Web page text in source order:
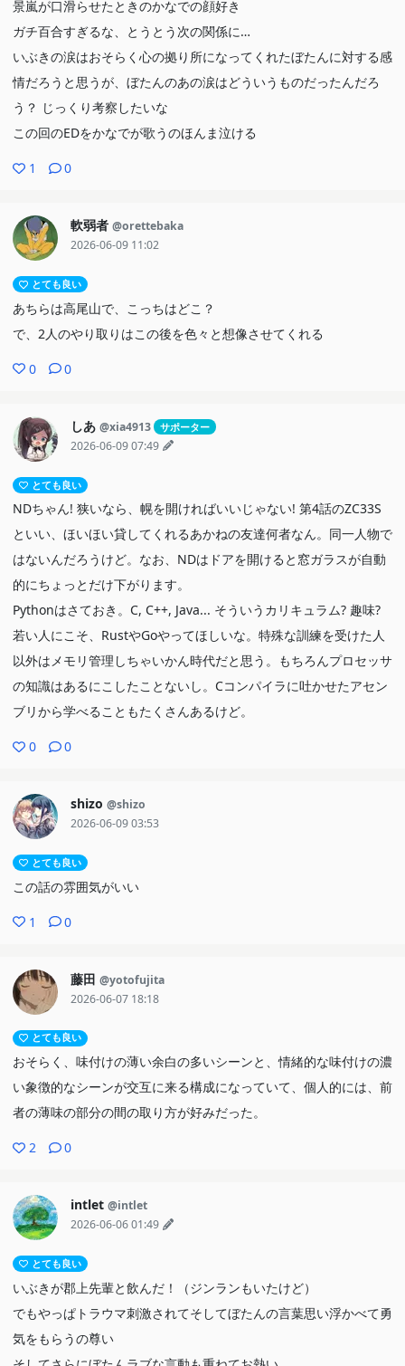
景嵐が口滑らせたときのかなでの顔好き
ガチ百合すぎるな、とうとう次の関係に…
いぶきの涙はおそらく心の拠り所になってくれたぼたんに対する感
情だろうと思うが、ぼたんのあの涙はどういうものだったんだろ
う？ じっくり考察したいな
この回のEDをかなでが歌うのほんま泣ける
1 0
軟弱者 @orettebaka
2026-06-09 11:02
とても良い
あちらは高尾山で、こっちはどこ？
で、2人のやり取りはこの後を色々と想像させてくれる
0 0
しあ @xia4913 サポーター
2026-06-09 07:49
とても良い
NDちゃん! 狭いなら、幌を開ければいいじゃない! 第4話のZC33S
といい、ほいほい貸してくれるあかねの友達何者なん。同一人物で
はないんだろうけど。なお、NDはドアを開けると窓ガラスが自動
的にちょっとだけ下がります。
Pythonはさておき。C, C++, Java... そういうカリキュラム? 趣味?
若い人にこそ、RustやGoやってほしいな。特殊な訓練を受けた人
以外はメモリ管理しちゃいかん時代だと思う。もちろんプロセッサ
の知識はあるにこしたことないし。Cコンパイラに吐かせたアセン
ブリから学べることもたくさんあるけど。
0 0
shizo @shizo
2026-06-09 03:53
とても良い
この話の雰囲気がいい
1 0
藤田 @yotofujita
2026-06-07 18:18
とても良い
おそらく、味付けの薄い余白の多いシーンと、情緒的な味付けの濃
い象徴的なシーンが交互に来る構成になっていて、個人的には、前
者の薄味の部分の間の取り方が好みだった。
2 0
intlet @intlet
2026-06-06 01:49
とても良い
いぶきが郡上先輩と飲んだ！（ジンランもいたけど）
でもやっぱトラウマ刺激されてそしてぼたんの言葉思い浮かべて勇
気をもらうの尊い